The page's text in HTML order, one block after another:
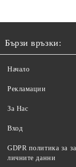
Бързи връзки:
Начало
Рекламации
За Нас
Вход
GDPR политика за
личните данни